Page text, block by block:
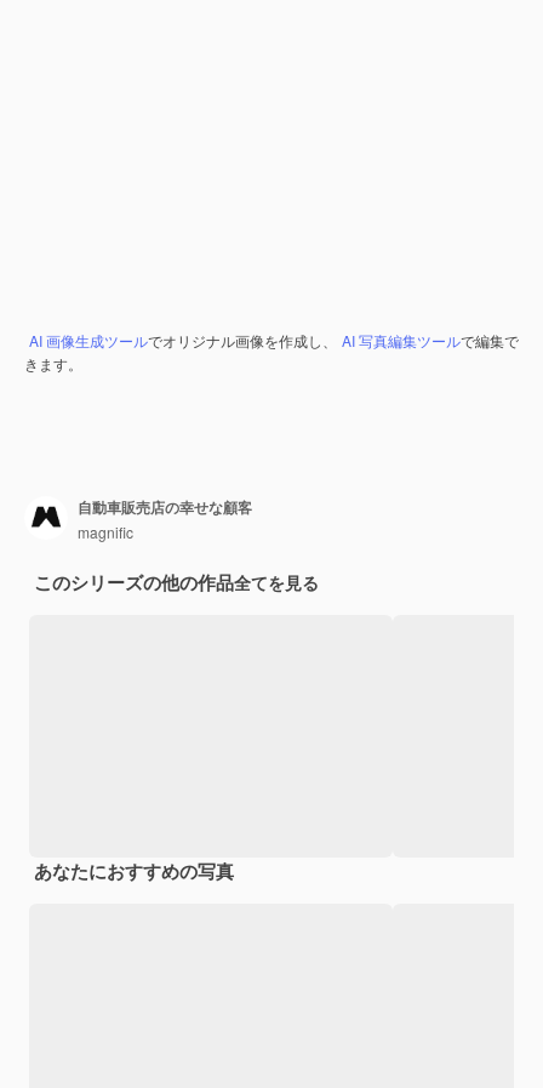
AI 画像生成ツールでオリジナル画像を作成し、 AI 写真編集ツールで編集で
きます。
自動車販売店の幸せな顧客
magnific
このシリーズの他の作品全てを見る
あなたにおすすめの写真